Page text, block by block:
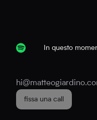
In questo
fissa una call